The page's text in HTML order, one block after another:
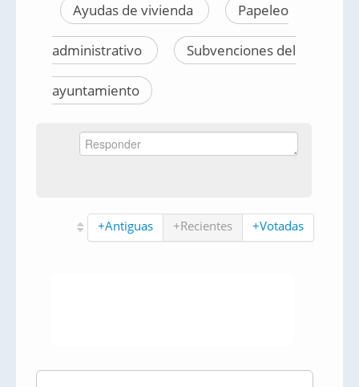
Ayudas de vivienda Papeleo
administrativo Subvenciones del
ayuntamiento
+Antiguas +Recientes +Votadas